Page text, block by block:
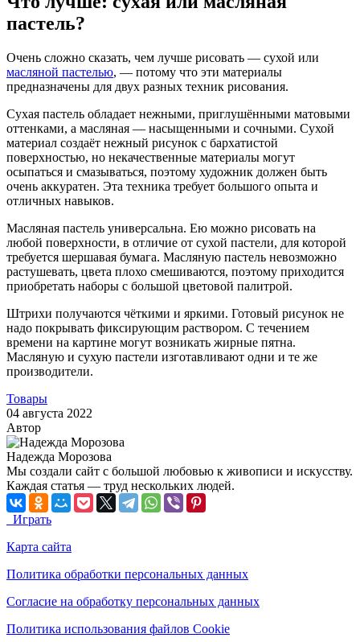
пастель?
Очень сложно сказать, чем лучше рисовать — сухой или
масляной пастелью, — потому что эти материалы
предназначены для двух разных техник рисования.
Сухая пастель обладает нежными, приглушёнными матовыми
оттенками, а масляная — насыщенными и сочными. Сухой
материал создаёт нежный рисунок с бархатистой
поверхностью, но некачественные материалы могут
осыпаться и смазываться, поэтому художник должен быть
очень аккуратен. Эта техника требует большого опыта и
отличных навыков.
Масляная пастель универсальна. Ею можно рисовать на
любой поверхности, в отличие от сухой пастели, для которой
требуется шершавая бумага. Масляную пастель невозможно
растушевать, цвета плохо смешиваются, поэтому приходится
приобретать наборы с большой цветовой палитрой.
Штрихи получаются чёткими и яркими. Готовый рисунок не
надо покрывать фиксирующим раствором. С течением
времени на картине могут возникать жирные пятна.
Масляную и сухую пастели изготавливают одни и те же
производители.
Товары
04 августа 2022
Автор
Надежда Морозова
Мы создали сайт с большой любовью к живописи и искусству.
Каждая статья — труд нескольких людей.
Играть
Карта сайта
Политика обработки персональных данных
Согласие на обработку персональных данных
Политика использования файлов Cookie